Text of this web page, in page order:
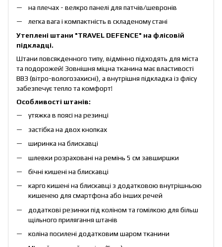
на плечах - велкро панелі для патчів/шевронів
легка вага і компактність в складеному стані
Утеплені штани "TRAVEL DEFENCE" на флісовій
підкладці.
Штани повсякденного типу, відмінно підходять для міста
та подорожей! Зовнішня міцна тканина має властивості
ВВЗ (вітро-вологозахисні), а внутрішня підкладка із флісу
забезпечує тепло та комфорт!
Особливості штанів:
утяжка в поясі на резинці
застібка на двох кнопках
ширинка на блискавці
шлевки розраховані на ремінь 5 см завширшки
бічні кишені на блискавці
карго кишені на блискавці з додатковою внутрішньою
кишенею для смартфона або інших речей
додаткові резинки під коліном та гомілкою для більш
щільного прилягання штанів
коліна посилені додатковим шаром тканини